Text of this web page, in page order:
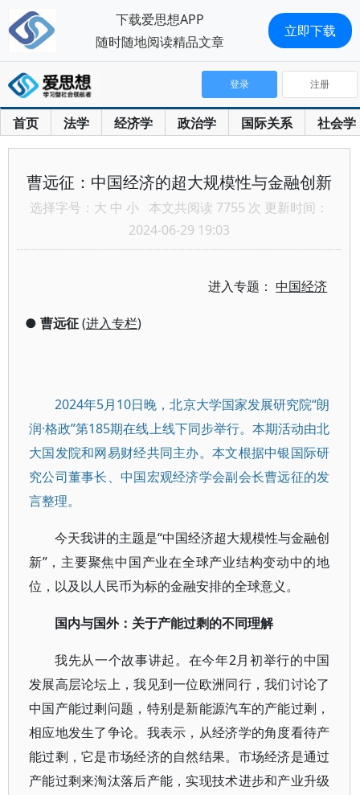
首页 法学 经济学 政治学 国际关系 社会学
登录 注册
曹远征：中国经济的超大规模性与金融创新
选择字号： 大 中 小 本文共阅读 7755 次 更新时间：
2024-06-29 19:03
进入专题：中国经济
● 曹远征(进入专栏)
2024年5月10日晚，北京大学国家发展研究院“朗
润·格政”第185期在线上线下同步举行。本期活动由北
大国发院和网易财经共同主办。本文根据中银国际研
究公司董事长、中国宏观经济学会副会长曹远征的发
言整理。
今天我讲的主题是“中国经济超大规模性与金融创
新”，主要聚焦中国产业在全球产业结构变动中的地
位，以及以人民币为标的金融安排的全球意义。
国内与国外：关于产能过剩的不同理解
我先从一个故事讲起。在今年2月初举行的中国
发展高层论坛上，我见到一位欧洲同行，我们讨论了
中国产能过剩问题，特别是新能源汽车的产能过剩，
相应地发生了争论。我表示，从经济学的角度看待产
能过剩，它是市场经济的自然结果。市场经济是通过
产能过剩来淘汰落后产能，实现技术进步和产业升级
下载爱思想APP
随时随地阅读精品文章
立即下载